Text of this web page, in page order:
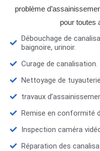
problème
pour toutes
Débouchage de
baignoire, urinoir.
Curage de canalisation.
Nettoyage de tuyauterie.
travaux
Remise en conformité
Inspection caméra
Réparation des